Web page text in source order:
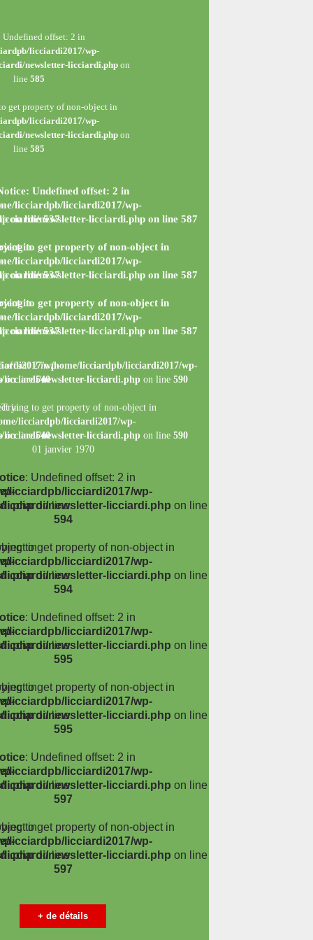
on line537
in
on line537
in
on line537
wp-
on line540
in
on line540
on line
in
on line
on line
in
on line
on line
in
on line
Undefined offset: 2 in
licciardi2017/wp-
newsletter-licciardi.php on
line 585
get property of non-object in
licciardi2017/wp-
newsletter-licciardi.php on
line 585
: Undefined offset: 2 in
licciardpb/licciardi2017/wp-
newsletter-licciardi.php on line 587
to get property of non-object in
licciardpb/licciardi2017/wp-
newsletter-licciardi.php on line 587
to get property of non-object in
licciardpb/licciardi2017/wp-
newsletter-licciardi.php on line 587
offset: 2 in/home/licciardpb/licciardi2017/wp-
licciardi/newsletter-licciardi.php on line 590
to get property of non-object in
licciardpb/licciardi2017/wp-
licciardi/newsletter-licciardi.php on line 590
01 janvier 1970
: Undefined offset: 2 in
licciardpb/licciardi2017/wp-
licciardi/newsletter-licciardi.php on line
594
to get property of non-object in
licciardpb/licciardi2017/wp-
licciardi/newsletter-licciardi.php on line
594
: Undefined offset: 2 in
licciardpb/licciardi2017/wp-
licciardi/newsletter-licciardi.php on line
595
to get property of non-object in
licciardpb/licciardi2017/wp-
licciardi/newsletter-licciardi.php on line
595
: Undefined offset: 2 in
licciardpb/licciardi2017/wp-
licciardi/newsletter-licciardi.php on line
597
to get property of non-object in
licciardpb/licciardi2017/wp-
licciardi/newsletter-licciardi.php on line
597
+ de détails